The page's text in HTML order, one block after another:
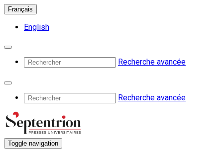
Français
English
Recherche avancée
Recherche avancée
Toggle navigation